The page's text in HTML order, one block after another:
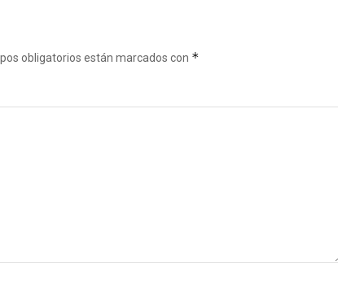
obligatorios están marcados con *